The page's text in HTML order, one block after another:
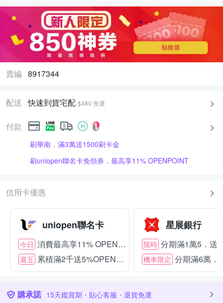
賣編 8917344
配送 快速到貨宅配 $480 免運
付款
刷華南．滿3萬送1500刷卡金
刷uniopen聯名卡免領券．最高享11% OPENPOINT
信用卡優惠
uniopen聯名卡
今日 消費最高享11% OPENPOINT
週五 累積滿2千送5%OPENPOINT
星展銀行
限時 分期滿1萬5．送
機車限定 分期滿6萬．
購承諾 15天鑑賞期・貼心客服・退貨免運